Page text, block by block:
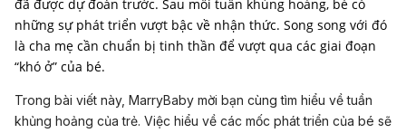
đã được dự đoán trước. Sau mỗi tuần khủng hoảng, bé có
những sự phát triển vượt bậc về nhận thức. Song song với đó
là cha mẹ cần chuẩn bị tinh thần để vượt qua các giai đoạn
“khó ở” của bé.
Trong bài viết này, MarryBaby mời bạn cùng tìm hiểu về tuần
khủng hoảng của trẻ. Việc hiểu về các mốc phát triển của bé sẽ